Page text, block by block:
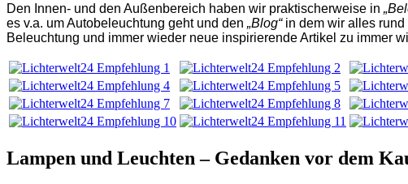
Den Innen- und den Außenbereich haben wir praktischerweise in
es v.a. um Autobeleuchtung geht und den „Blog“in dem wir alles rund
Beleuchtung und immer wieder neue inspirierende Artikel zu immer
Lampen und Leuchten – Gedanken vor dem